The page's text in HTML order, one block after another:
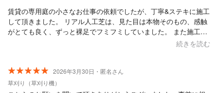
賃貸の専用庭の小さなお仕事の依頼でしたが、丁寧&ステキに施工
して頂きました。 リアル人工芝は、見た目は本物そのもの、感触
がとても良く、ずっと裸足でフミフミしていました。 また施工中
にプチ情報など色々教えて頂き、とても楽しい時間が過ごせまし
続きを読む
2026年3月30日・匿名さん
草刈り（草刈り機）